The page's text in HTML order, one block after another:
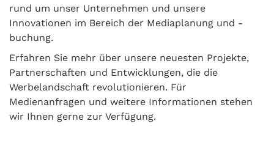
rund um unser Unternehmen und unsere
Innovationen im Bereich der Mediaplanung und -
buchung.
Erfahren Sie mehr über unsere neuesten Projekte,
Partnerschaften und Entwicklungen, die die
Werbelandschaft revolutionieren. Für
Medienanfragen und weitere Informationen stehen
wir Ihnen gerne zur Verfügung.